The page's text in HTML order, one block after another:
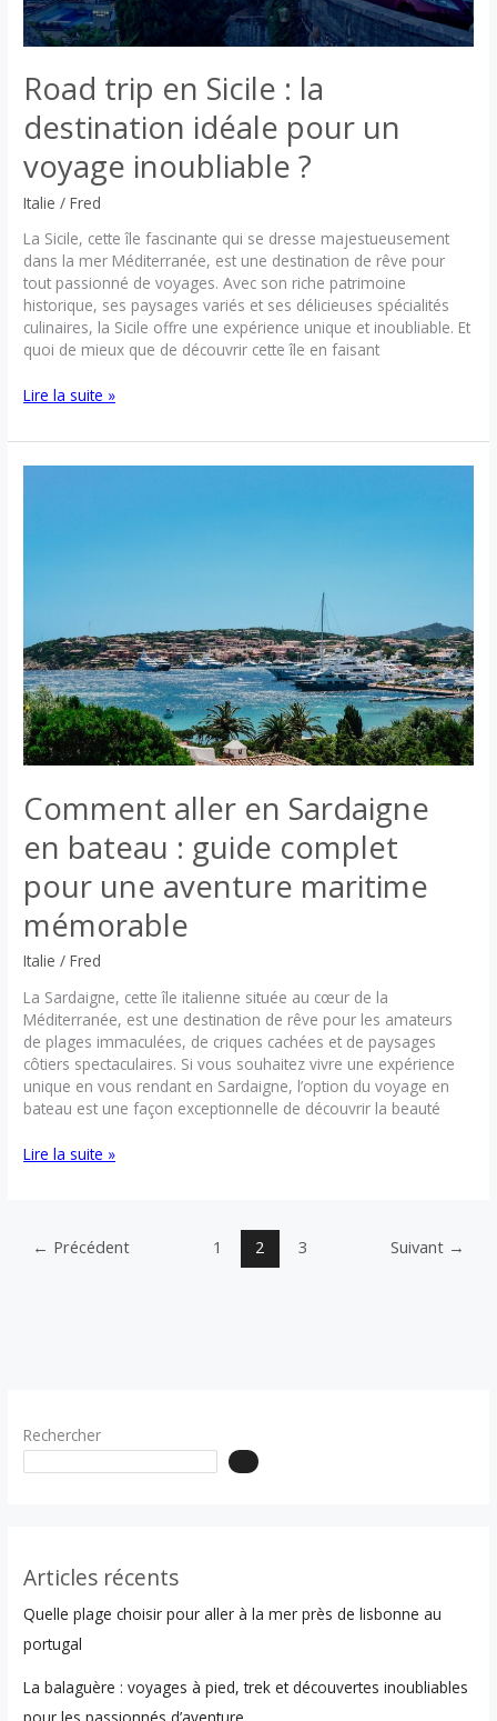
Road trip en Sicile : la
destination idéale pour un
voyage inoubliable ?
Italie /Fred
La Sicile, cette île fascinante qui se dresse majestueusement
dans la mer Méditerranée, est une destination de rêve pour
tout passionné de voyages. Avec son riche patrimoine
historique, ses paysages variés et ses délicieuses spécialités
culinaires, la Sicile offre une expérience unique et inoubliable. Et
quoi de mieux que de découvrir cette île en faisant
Road
en
Sicile
inoubliable
?
Lire la suite »
Comment aller en Sardaigne
en bateau : guide complet
pour une aventure maritime
mémorable
Italie /Fred
La Sardaigne, cette île italienne située au cœur de la
Méditerranée, est une destination de rêve pour les amateurs
de plages immaculées, de criques cachées et de paysages
côtiers spectaculaires. Si vous souhaitez vivre une expérience
unique en vous rendant en Sardaigne, l’option du voyage en
bateau est une façon exceptionnelle de découvrir la beauté
Comment
mémorable
Lire la suite »
← Précédent 1 2 3 Suivant →
Rechercher
Articles récents
Quelle plage choisir pour aller à la mer près de lisbonne au
portugal
La balaguère : voyages à pied, trek et découvertes inoubliables